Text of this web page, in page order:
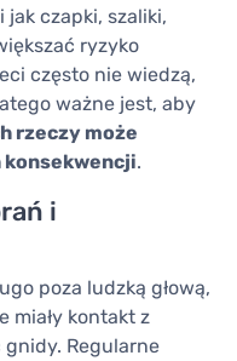
czapki, szaliki,
ryzyko
często nie wiedzą,
ważne jest, aby
rzeczy może
.
i
poza ludzką głową,
miały kontakt z
gnidy. Regularne